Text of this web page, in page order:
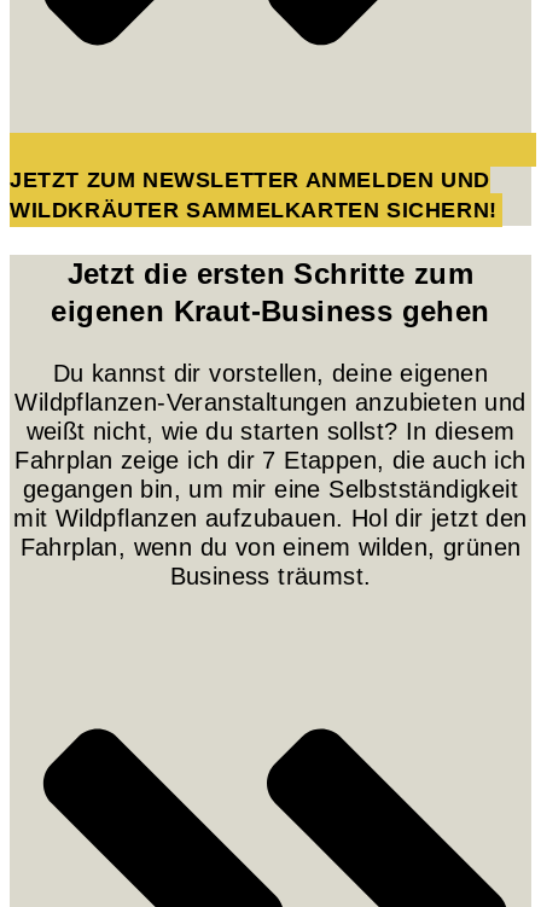
JETZT ZUM NEWSLETTER ANMELDEN UND
WILDKRÄUTER SAMMELKARTEN SICHERN!
Jetzt die ersten Schritte zum
eigenen Kraut-Business gehen
Du kannst dir vorstellen, deine eigenen
Wildpflanzen-Veranstaltungen anzubieten und
weißt nicht, wie du starten sollst? In diesem
Fahrplan zeige ich dir 7 Etappen, die auch ich
gegangen bin, um mir eine Selbstständigkeit
mit Wildpflanzen aufzubauen. Hol dir jetzt den
Fahrplan, wenn du von einem wilden, grünen
Business träumst.